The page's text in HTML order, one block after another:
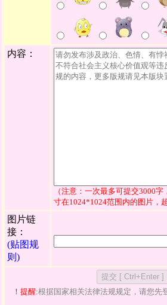
内容：
（注意：一次最多可提交3000
寸在1024*1024范围内的图片，
图片链
接：
(贴图规
则)
！提醒:根据国家相关法律法规规定，请您先